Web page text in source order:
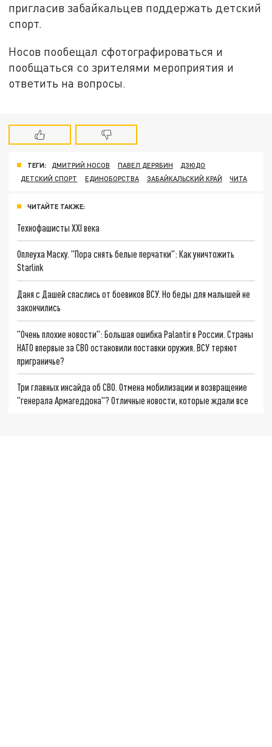
пригласив забайкальцев поддержать детский
спорт.
Носов пообещал сфотографироваться и
пообщаться со зрителями мероприятия и
ответить на вопросы.
ТЕГИ: ДМИТРИЙ НОСОВ ПАВЕЛ ДЕРЯБИН
ДЗЮДО
ДЕТСКИЙ СПОРТ
ЕДИНОБОРСТВА ЗАБАЙКАЛЬСКИЙ КРАЙ ЧИТА
ЧИТАЙТЕ ТАКЖЕ:
Технофашисты XXI века
Оплеуха Маску. "Пора снять белые перчатки": Как уничтожить
Starlink
Даня с Дашей спаслись от боевиков ВСУ. Но беды для малышей не
закончились
"Очень плохие новости": Большая ошибка Palantir в России. Страны
НАТО впервые за СВО остановили поставки оружия. ВСУ теряют
приграничье?
Три главных инсайда об СВО. Отмена мобилизации и возвращение
"генерала Армагеддона"? Отличные новости, которые ждали все